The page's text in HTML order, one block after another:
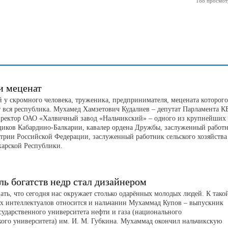
меценат
скромного человека, труженика, предпринимателя, мецената которого
вся республика. Мухамед Хамзетович Кудалиев – депутат Парламента
ОАО «Халвичный завод «Нальчикский» – одного из крупнейших
Кабардино-Балкарии, кавалер ордена Дружбы, заслуженный
Российской Федерации, заслуженный работник сельского хозяйства
Республики.
богатств недр стал дизайнером
что сегодня нас окружает столько одарённых молодых людей. К
интеллектуалов относится и нальчанин Мухаммад Купов – выпускник
университета нефти и газа (национального
университета) им. И. М. Губкина. Мухаммад окончил нальчикскую